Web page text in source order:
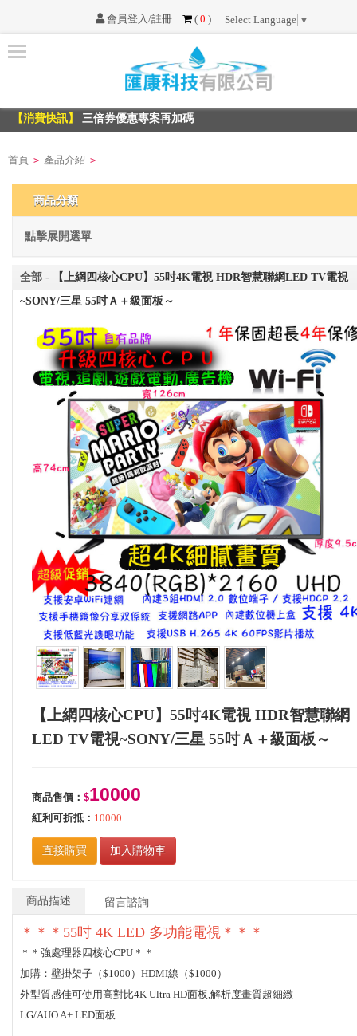
會員登入/註冊 ( 0 ) Select Language ▼
首
頁
新
息
三倍券優惠專案再加碼
【消費快訊】
三倍券優惠專案再加碼
首頁 > 產品介紹 >
商品分類
點擊展開選單
全部 - 【上網四核心CPU】55吋4K電視 HDR智慧聯網LED TV電視
~SONY/三星 55吋Ａ＋級面板～
【上網四核心CPU】55吋4K電視 HDR智慧聯網
LED TV電視~SONY/三星 55吋Ａ＋級面板～
商品售價： $10000
紅利可折抵： 10000
直接購買 加入購物車
商品描述 留言諮詢
＊＊＊55吋 4K LED 多功能電視＊＊＊
＊＊強處理器四核心CPU＊＊
加購：壁掛架子（$1000）HDMI線（$1000）
外型質感佳可使用高對比4K Ultra HD面板,解析度畫質超細緻
LG/AUO A+ LED面板